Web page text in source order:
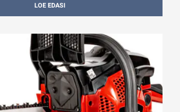
LOE EDASI